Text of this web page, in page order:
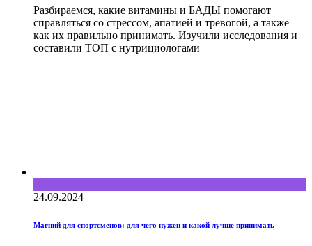
Разбираемся, какие витамины и БАДЫ помогают
справляться со стрессом, апатией и тревогой, а также
как их правильно принимать. Изучили исследования и
составили ТОП с нутрициологами
24.09.2024
Магний для спортсменов: для чего нужен и какой лучше принимать